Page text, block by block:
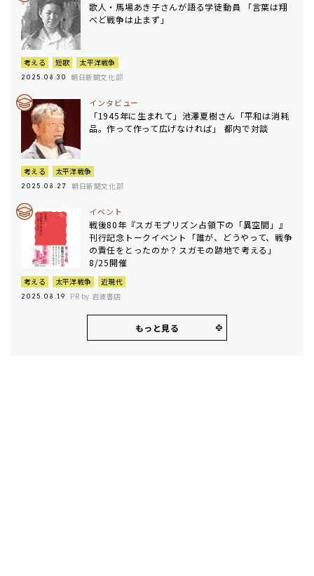
歌人・馬場あき子さんが語る学徒動員 「言葉は翔
べど戦争は止まず」
考える 短歌 太平洋戦争
2025.08.30 朝日新聞文化部
インタビュー
「1945年に生まれて」池澤夏樹さん「平和は消耗
品。作って作って広げなければ」 都内で対談
考える 太平洋戦争
2025.08.27 朝日新聞文化部
イベント
戦後80年『スガモプリズン――占領下の「異空間」』
刊行記念トークイベント「誰が、どうやって、戦争
の責任をとったのか？――スガモの跡地で考える」
8/25開催
考える 太平洋戦争 近現代
2025.08.19 PR by 岩波書店
もっと見る